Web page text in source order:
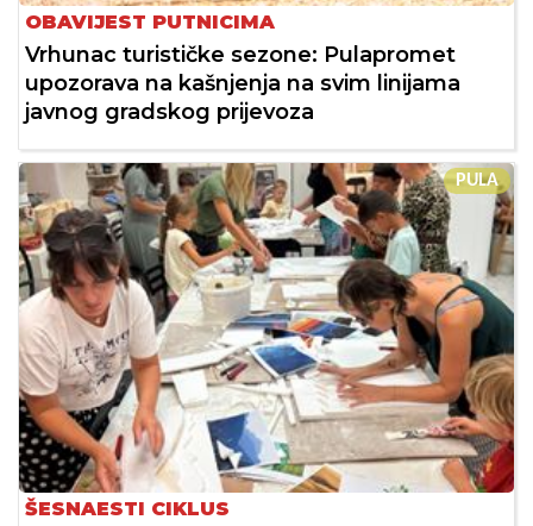
OBAVIJEST PUTNICIMA
Vrhunac turističke sezone: Pulapromet
upozorava na kašnjenja na svim linijama
javnog gradskog prijevoza
PULA
ŠESNAESTI CIKLUS